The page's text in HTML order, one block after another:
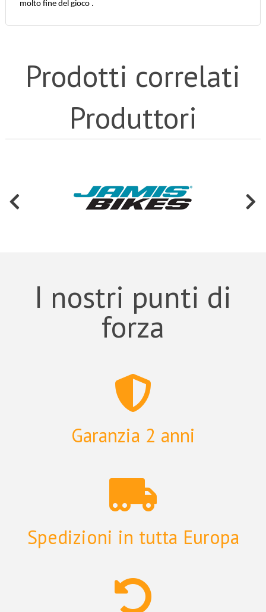
molto fine del gioco .
Prodotti correlati
Produttori
I nostri punti di
forza
Garanzia 2 anni
Spedizioni in tutta Europa